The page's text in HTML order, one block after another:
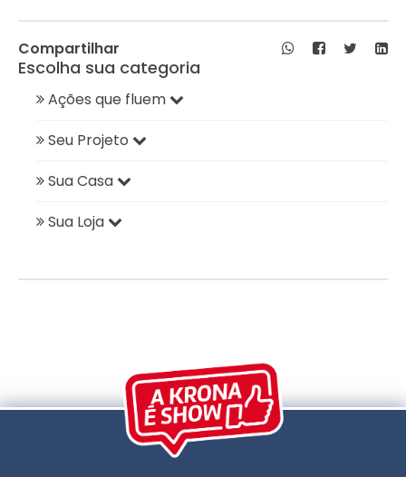
Compartilhar
Escolha sua categoria
Ações que fluem
Seu Projeto
Sua Casa
Sua Loja